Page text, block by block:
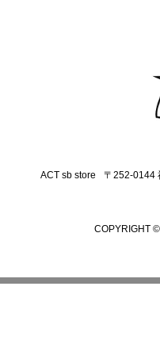
ACT sb store 〒252-0144
COPYRIGHT